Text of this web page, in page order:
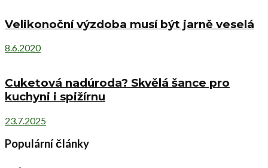
Velikonoční výzdoba musí být jarně veselá
8.6.2020
Cuketová nadúroda? Skvělá šance pro
kuchyni i spižírnu
23.7.2025
Populární články